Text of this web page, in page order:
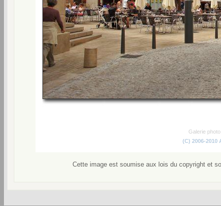
Galerie
(C) 2006-2010
Cette image est soumise aux lois du copyright et